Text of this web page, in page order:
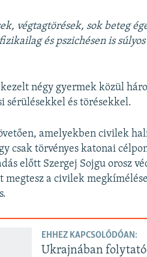
végtagtörések, sok beteg
és pszichésen is
négy gyermek közül
sérülésekkel és törésekkel.
amelyekben civilek
csak törvényes katonai
előtt Szergej Sojgu orosz
megtesz a civilek
EHHEZ KAPCSOLÓDÓAN:
Ukrajnában